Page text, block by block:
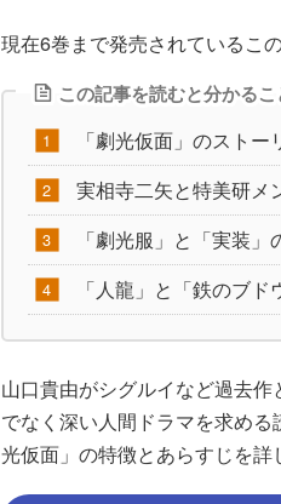
現在6巻まで発売されているこ
この記事を読むと分かるこ
「劇光仮面」のスト
実相寺二矢と特美研メ
「劇光服」と「実装
「人龍」と「鉄のブ
山口貴由がシグルイなど過去
でなく深い人間ドラマを求め
光仮面」の特徴とあらすじを詳